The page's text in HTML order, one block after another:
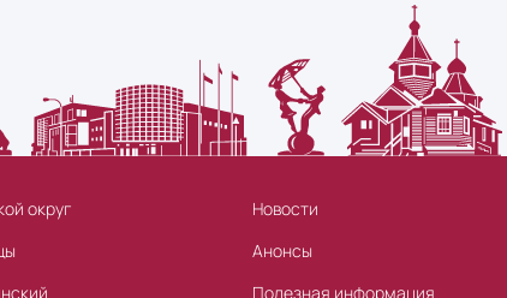
округ
Новости
Анонсы
Полезная информация